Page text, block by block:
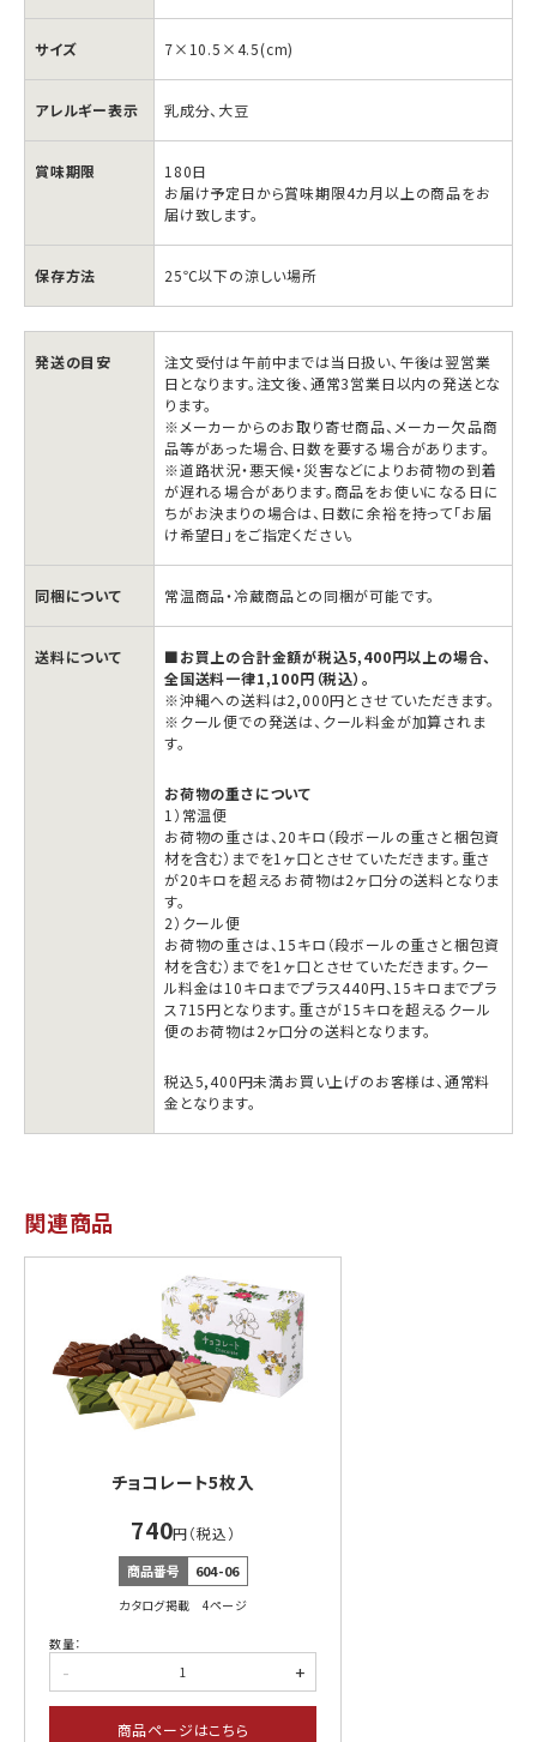
ホ
ワ
イ
ト
チ
コ
レ
ー
ト
枚
の
数
量
を
減
ら
す
ホ
ワ
イ
ト
チ
ョ
コ
レ
ー
ト
5
枚
数
量
を
増
や
す
サイズ 7×10.5×4.5(cm)
アレルギー表示 乳成分、大豆
賞味期限
180日
お届け予定日から賞味期限4カ月以上の商品をお
届け致します。
保存方法 25℃以下の涼しい場所
発送の目安
注文受付は午前中までは当日扱い、午後は翌営業
日となります。注文後、通常3営業日以内の発送とな
ります。
※メーカーからのお取り寄せ商品、メーカー欠品商
品等があった場合、日数を要する場合があります。
※道路状況・悪天候・災害などによりお荷物の到着
が遅れる場合があります。商品をお使いになる日に
ちがお決まりの場合は、日数に余裕を持って「お届
け希望日」をご指定ください。
同梱について 常温商品・冷蔵商品との同梱が可能です。
送料について
■お買上の合計金額が税込5,400円以上の場合、
全国送料一律1,100円（税込）。
※沖縄への送料は2,000円とさせていただきます。
※クール便での発送は、クール料金が加算されま
す。
お荷物の重さについて
1）常温便
お荷物の重さは、20キロ（段ボールの重さと梱包資
材を含む）までを1ヶ口とさせていただきます。重さ
が20キロを超えるお荷物は2ヶ口分の送料となりま
す。
2）クール便
お荷物の重さは、15キロ（段ボールの重さと梱包資
材を含む）までを1ヶ口とさせていただきます。クー
ル料金は10キロまでプラス440円、15キロまでプラ
ス715円となります。重さが15キロを超えるクール
便のお荷物は2ヶ口分の送料となります。
税込5,400円未満お買い上げのお客様は、通常料
金となります。
関連商品
チョコレート5枚入
740円（税込）
商品番号 604-06
カタログ掲載 4ページ
数量：
- +
商品ページはこちら